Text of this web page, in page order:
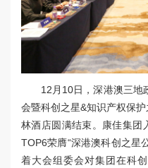
12月10日，深港澳三地
会暨科创之星&知识产权保
林酒店圆满结束。康佳集团
TOP6荣膺“深港澳科创之星
着大会组委会对集团在科